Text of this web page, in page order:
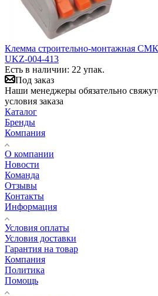
Клемма строительно-монтажная
UKZ-004-413
Есть в наличии: 22 упак.
Под заказ
Наши менеджеры обязательно
условия заказа
Каталог
Бренды
Компания
О компании
Новости
Команда
Отзывы
Контакты
Информация
Условия оплаты
Условия доставки
Гарантия на товар
Компания
Политика
Помощь